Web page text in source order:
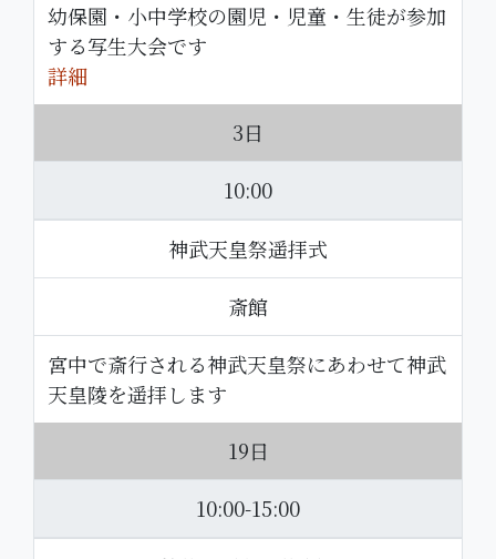
幼保園・小中学校の園児・児童・生徒が参加
する写生大会です
詳細
3日
10:00
神武天皇祭遥拝式
斎館
宮中で斎行される神武天皇祭にあわせて神武
天皇陵を遥拝します
19日
10:00-15:00